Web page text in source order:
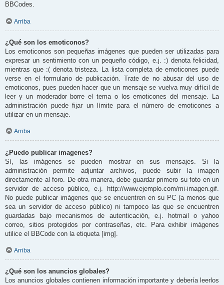
BBCodes.
Arriba
¿Qué son los emoticonos?
Los emoticonos son pequeñas imágenes que pueden ser utilizadas para
expresar un sentimiento con un pequeño código, e.j. :) denota felicidad,
mientras que :( denota tristeza. La lista completa de emoticones puede
verse en el formulario de publicación. Trate de no abusar del uso de
emoticonos, pues pueden hacer que un mensaje se vuelva muy difícil de
leer y un moderador borre el tema o los emoticones del mensaje. La
administración puede fijar un límite para el número de emoticones a
utilizar en un mensaje.
Arriba
¿Puedo publicar imagenes?
Sí, las imágenes se pueden mostrar en sus mensajes. Si la
administración permite adjuntar archivos, puede subir la imagen
directamente al foro. De otra manera, debe guardar primero su foto en un
servidor de acceso público, e.j. http://www.ejemplo.com/mi-imagen.gif.
No puede publicar imágenes que se encuentren en su PC (a menos que
sea un servidor de acceso público) ni tampoco las que se encuentren
guardadas bajo mecanismos de autenticación, e.j. hotmail o yahoo
correo, sitios protegidos por contraseñas, etc. Para exhibir imágenes
utilice el BBCode con la etiqueta [img].
Arriba
¿Qué son los anuncios globales?
Los anuncios globales contienen información importante y debería leerlos